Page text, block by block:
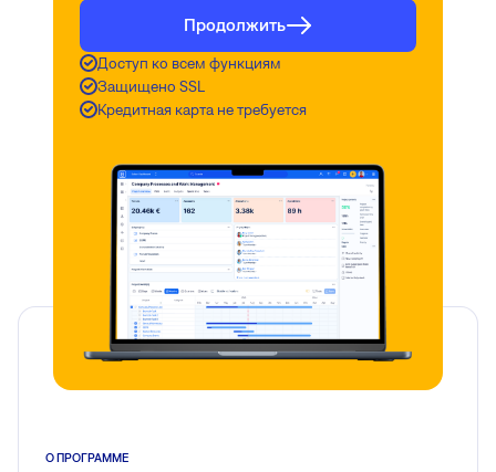
Продолжить
Доступ ко всем функциям
Защищено SSL
Кредитная карта не требуется
О ПРОГРАММЕ